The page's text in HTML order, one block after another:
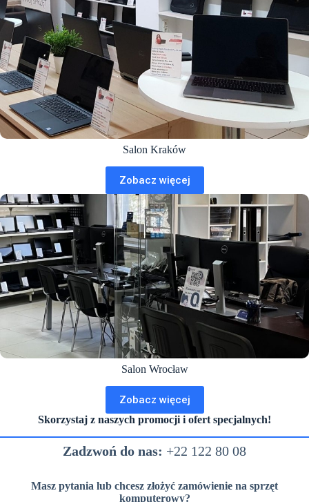
Salon Kraków
Zobacz więcej
Salon Wrocław
Zobacz więcej
Skorzystaj z naszych promocji i ofert specjalnych!
Zadzwoń do nas: +22 122 80 08
Masz pytania lub chcesz złożyć zamówienie na sprzęt
komputerowy?